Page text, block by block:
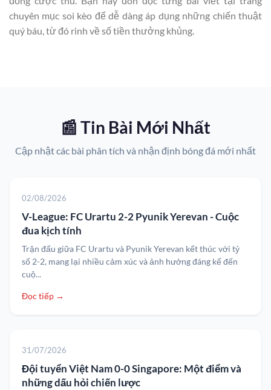
chuyên mục soi kèo để dễ dàng áp dụng những chiến thuật
quý báu, từ đó rinh về số tiền thưởng khủng.
📰 Tin Bài Mới Nhất
Cập nhật các bài phân tích và nhận định bóng đá mới nhất
02/08/2026
V-League: FC Urartu 2-2 Pyunik Yerevan - Cuộc
đua kịch tính
Trận đấu giữa FC Urartu và Pyunik Yerevan kết thúc với tỷ
số 2-2, mang lại nhiều cảm xúc và ảnh hưởng đáng kể đến
cuộ...
Đọc tiếp →
31/07/2026
Đội tuyển Việt Nam 0-0 Singapore: Một điểm và
những dấu hỏi chiến lược